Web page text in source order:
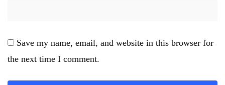
Save my name, email, and website in this browser for
the next time I comment.